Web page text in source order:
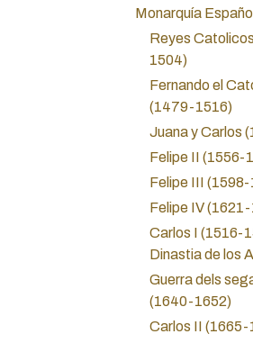
Monarquía
Reyes
1504)
Fernando el
(1479-1516)
Juana y Carlos
Felipe II (1556-
Felipe III
Felipe IV
Carlos I (1516-
Dinastia de los
Guerra dels
(1640-1652)
Carlos II